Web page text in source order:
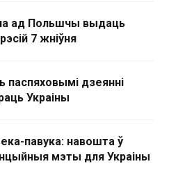
ад Польшчы выдаць
7 жніўня
паспяховымі дзеянні
Украіны
павука: навошта ў
мэты для Украіны